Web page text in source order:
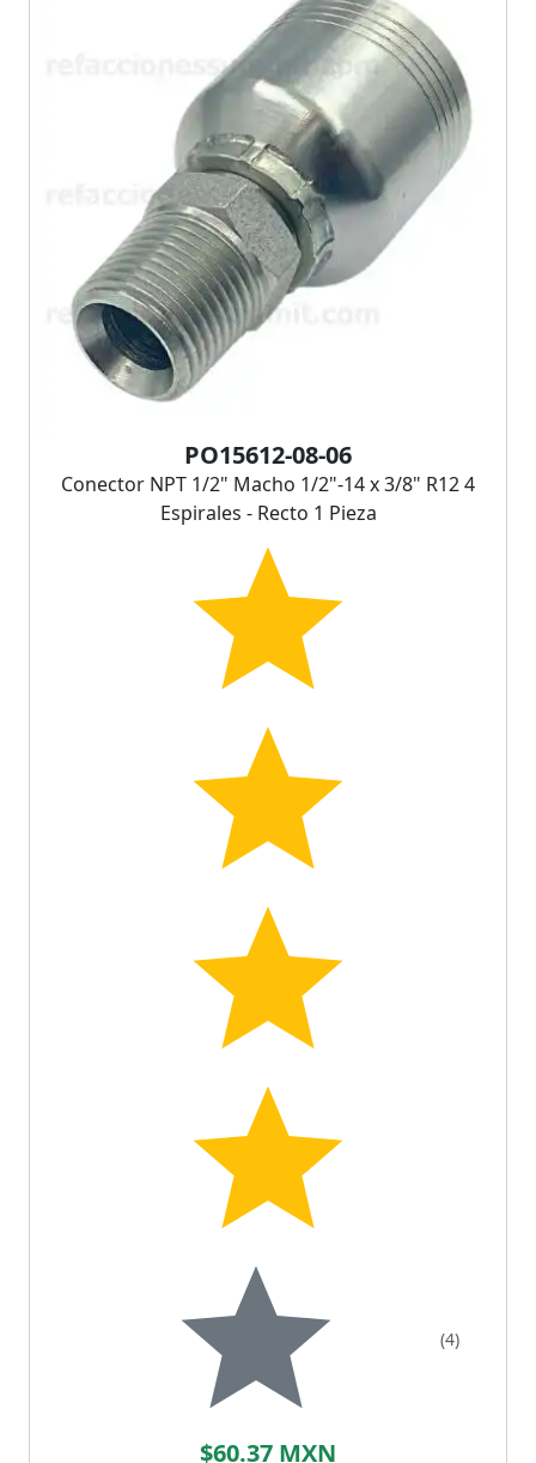
PO15612-08-06
Conector NPT 1/2" Macho 1/2"-14 x 3/8" R12 4
Espirales - Recto 1 Pieza
(4)
$60.37 MXN